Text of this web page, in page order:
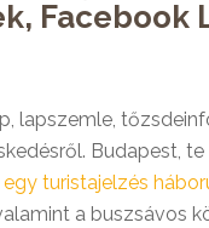
Facebook
lapszemle,
Budapest,
egy turistajelzés
a buszsávos